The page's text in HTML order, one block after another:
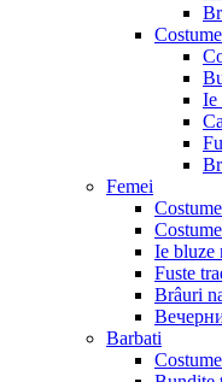
Ie
Femei
Ie bluze
Fuste
Brâuri
Barbati